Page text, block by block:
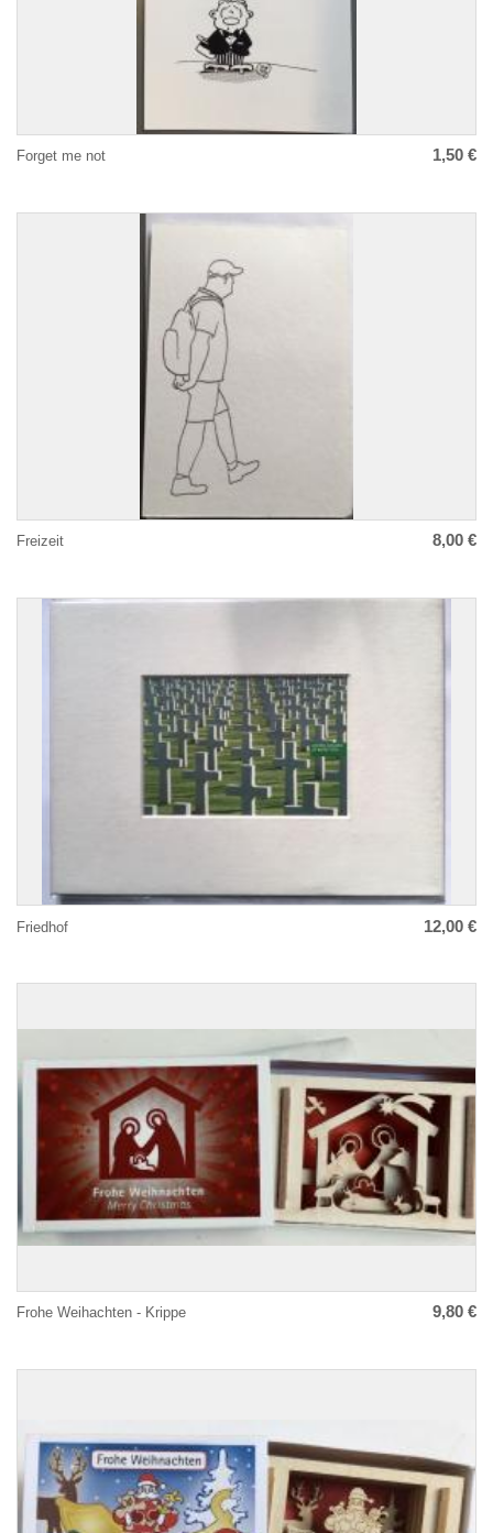
Forget me not 1,50 €
Freizeit 8,00 €
Friedhof 12,00 €
Frohe Weihachten - Krippe 9,80 €